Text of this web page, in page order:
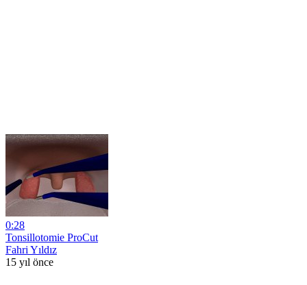
0:28
Tonsillotomie ProCut
Fahri Yıldız
15 yıl önce